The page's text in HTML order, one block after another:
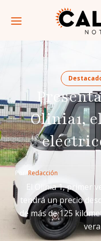
Olinia1,
Por: Redacción
El Olinia 1, primer
tendrá un precio
de más de 125